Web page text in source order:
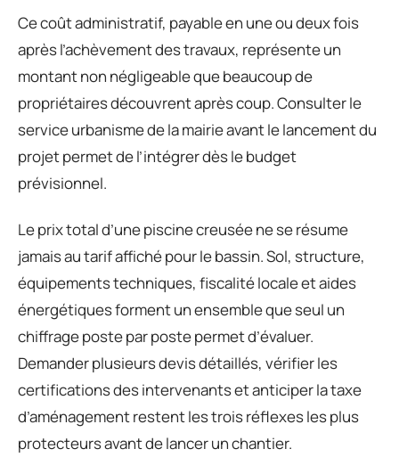
Ce coût administratif, payable en une ou deux fois
après l’achèvement des travaux, représente un
montant non négligeable que beaucoup de
propriétaires découvrent après coup. Consulter le
service urbanisme de la mairie avant le lancement du
projet permet de l’intégrer dès le budget
prévisionnel.
Le prix total d’une piscine creusée ne se résume
jamais au tarif affiché pour le bassin. Sol, structure,
équipements techniques, fiscalité locale et aides
énergétiques forment un ensemble que seul un
chiffrage poste par poste permet d’évaluer.
Demander plusieurs devis détaillés, vérifier les
certifications des intervenants et anticiper la taxe
d’aménagement restent les trois réflexes les plus
protecteurs avant de lancer un chantier.